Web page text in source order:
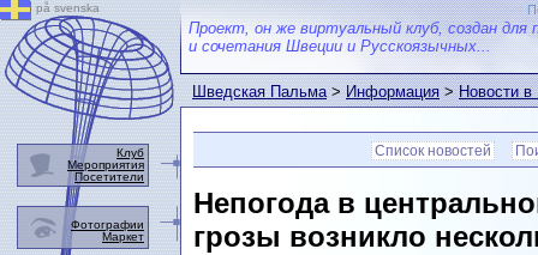
Проект, он же виртуальный клуб, создан для
и сочетания Швеции и Русскоязычных...
Шведская Пальма>Информация>Новости
Список новостей
Непогода в
грозы возникло
på svenska
Клуб
Мероприятия
Посетители
Фотографии
Маркет